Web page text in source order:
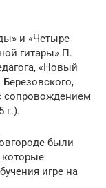
и «Четыре
гитары» П.
«Новый
сопровождением
г.).
были
игре на